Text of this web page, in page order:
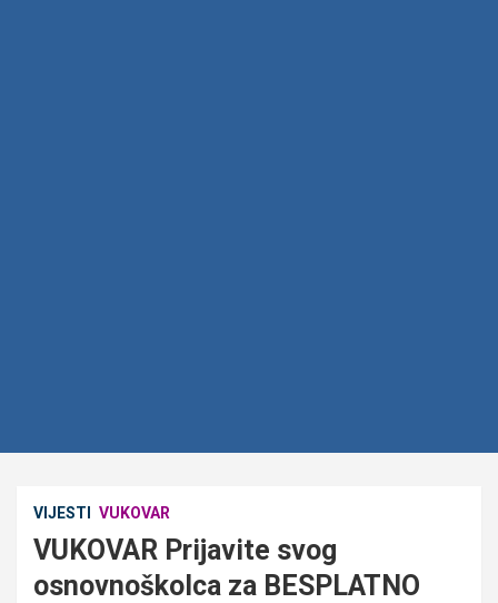
VIJESTI VUKOVAR
VUKOVAR Prijavite svog
osnovnoškolca za BESPLATNO